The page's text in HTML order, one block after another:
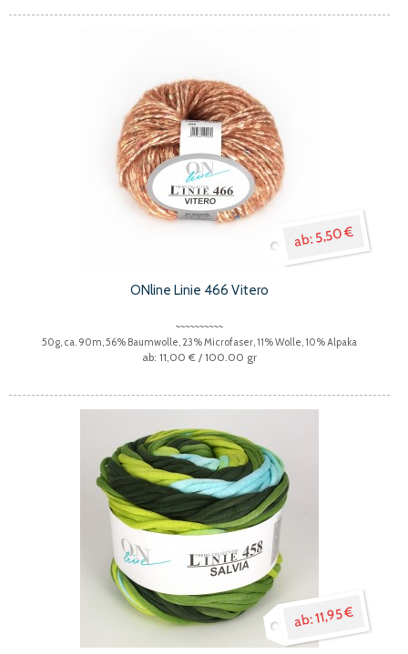
5,50 €
ONline Linie 466 Vitero
50g, ca. 90m, 56% Baumwolle, 23% Microfaser, 11% Wolle, 10% Alpaka
11,00 € / 100.00 gr
11,95 €